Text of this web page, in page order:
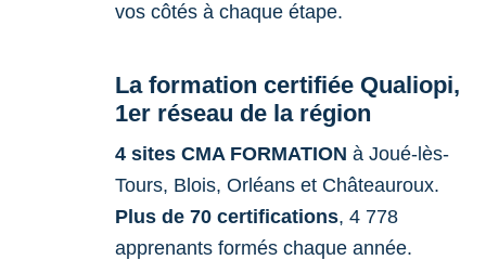
vos côtés à chaque étape.
La formation certifiée Qualiopi,
1er réseau de la région
4 sites CMA FORMATION à Joué-lès-
Tours, Blois, Orléans et Châteauroux.
Plus de 70 certifications, 4 778
apprenants formés chaque année.